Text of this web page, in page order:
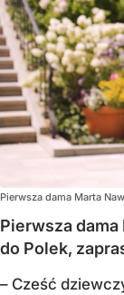
Pierwsza dama Marta
Pierwsza dama
do Polek,
– Cześć